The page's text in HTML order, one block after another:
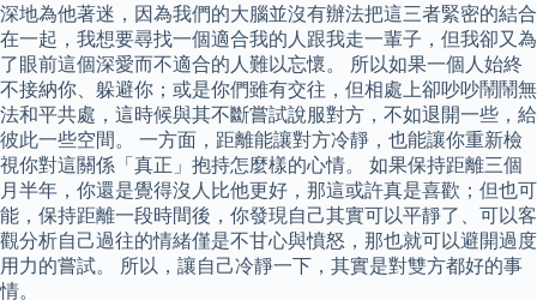
深地為他著迷，因為我們的大腦並沒有辦法把這三者緊密的結合
在一起，我想要尋找一個適合我的人跟我走一輩子，但我卻又為
了眼前這個深愛而不適合的人難以忘懷。 所以如果一個人始終
不接納你、躲避你；或是你們雖有交往，但相處上卻吵吵鬧鬧無
法和平共處，這時候與其不斷嘗試說服對方，不如退開一些，給
彼此一些空間。 一方面，距離能讓對方冷靜，也能讓你重新檢
視你對這關係「真正」抱持怎麼樣的心情。 如果保持距離三個
月半年，你還是覺得沒人比他更好，那這或許真是喜歡；但也可
能，保持距離一段時間後，你發現自己其實可以平靜了、可以客
觀分析自己過往的情緒僅是不甘心與憤怒，那也就可以避開過度
用力的嘗試。 所以，讓自己冷靜一下，其實是對雙方都好的事
情。